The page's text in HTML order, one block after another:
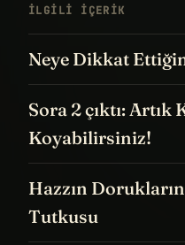
İLGILI IÇERIK
Neye Dikkat
Sora 2 çıktı:
Koyabilirsiniz!
Hazzın
Tutkusu